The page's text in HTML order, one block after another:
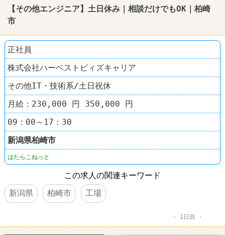
【その他エンジニア】土日休み｜相談だけでもOK｜柏崎
市
正社員
株式会社ハーベストビィズキャリア
その他IT・技術系/土日祝休
月給：230,000 円 350,000 円
09：00～17：30
新潟県柏崎市
はたらこねっと
この求人の関連キーワード
新潟県
柏崎市 工場
1日前